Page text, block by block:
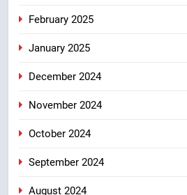
February 2025
January 2025
December 2024
November 2024
October 2024
September 2024
August 2024